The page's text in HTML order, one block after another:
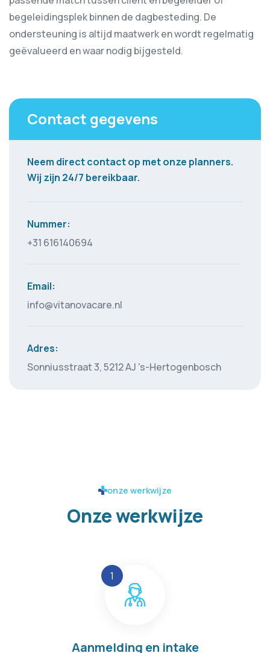
begeleidingsplek binnen de dagbesteding. De
ondersteuning is altijd maatwerk en wordt regelmatig
geëvalueerd en waar nodig bijgesteld.
Contact gegevens
Neem direct contact op met onze planners.
Wij zijn 24/7 bereikbaar.
Nummer:
+31 616140694
Email:
info@vitanovacare.nl
Adres:
Sonniusstraat 3, 5212 AJ 's-Hertogenbosch
onze werkwijze
Onze werkwijze
Aanmelding en intake